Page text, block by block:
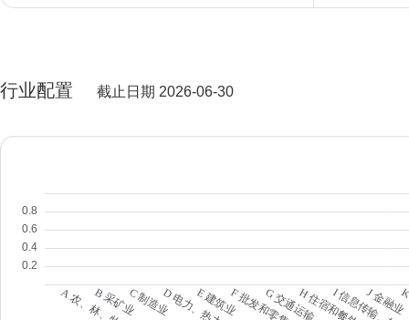
行业配置 截止日期 2026-06-30